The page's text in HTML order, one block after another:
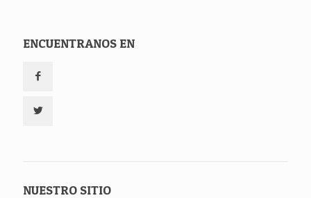
ENCUENTRANOS EN
NUESTRO SITIO